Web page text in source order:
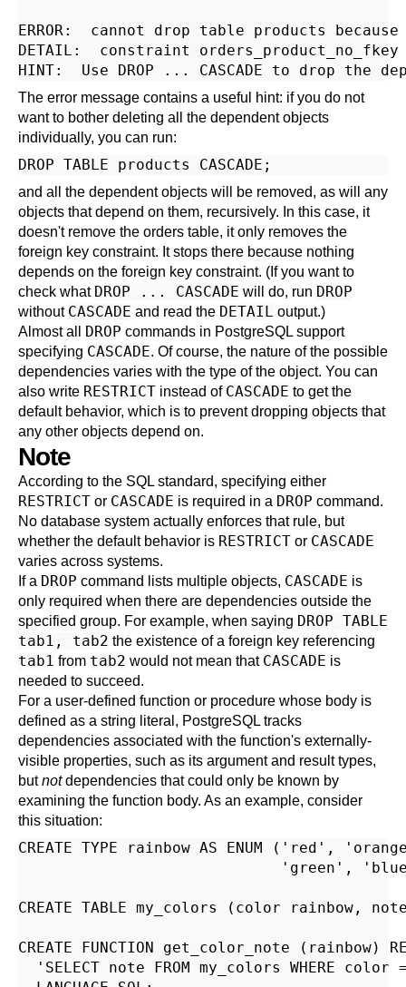
ERROR:  cannot drop table products
DETAIL:  constraint
The error message contains a useful hint: if you do not
want to bother deleting all the dependent objects
individually, you can run:
and all the dependent objects will be removed, as will any
objects that depend on them, recursively. In this case, it
doesn't remove the orders table, it only removes the
foreign key constraint. It stops there because nothing
depends on the foreign key constraint. (If you want to
check what DROP ... CASCADE will do, run DROP
without CASCADE and read the DETAIL output.)
Almost all DROP commands in PostgreSQL support
specifying CASCADE. Of course, the nature of the possible
dependencies varies with the type of the object. You can
also write RESTRICT instead of CASCADE to get the
default behavior, which is to prevent dropping objects that
any other objects depend on.
Note
According to the SQL standard, specifying either
RESTRICT or CASCADE is required in a DROP command.
No database system actually enforces that rule, but
whether the default behavior is RESTRICT or CASCADE
varies across systems.
If a DROP command lists multiple objects, CASCADE is
only required when there are dependencies outside the
specified group. For example, when saying DROP TABLE
tab1, tab2 the existence of a foreign key referencing
tab1 from tab2 would not mean that CASCADE is
needed to succeed.
For a user-defined function or procedure whose body is
defined as a string literal, PostgreSQL tracks
dependencies associated with the function's externally-
visible properties, such as its argument and result types,
butnotdependencies that could only be known by
examining the function body. As an example, consider
this situation:
CREATE TYPE rainbow AS ENUM ('red',
'green',
CREATE TABLE my_colors (color rainbow,
CREATE FUNCTION get_color_note (rainbow)
'SELECT note FROM my_colors WHERE color